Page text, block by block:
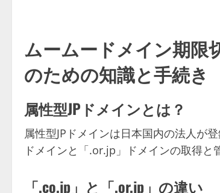
ムームードメイン期
のための知識と手続き
属性型JPドメインとは？
属性型JPドメインは日本国内の法人が
ドメインと「.or.jp」ドメインの取得と
「.co.jp」と「.or.jp」の違い